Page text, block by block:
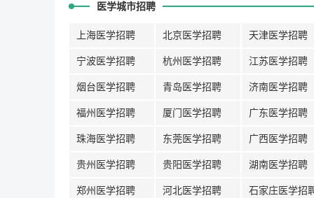
医学城市招聘
上海医学招聘 北京医学招聘 天津医学招聘
宁波医学招聘 杭州医学招聘 江苏医学招聘
烟台医学招聘 青岛医学招聘 济南医学招聘
福州医学招聘 厦门医学招聘 广东医学招聘
珠海医学招聘 东莞医学招聘 广西医学招聘
贵州医学招聘 贵阳医学招聘 湖南医学招聘
郑州医学招聘 河北医学招聘 石家庄医学招